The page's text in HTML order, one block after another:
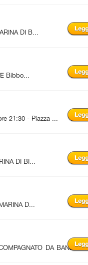
DI B...
Bibbo...
21:30 - Piazza ...
DI BI...
D...
DA BAND